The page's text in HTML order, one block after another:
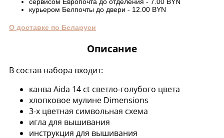
сервисом Европочта до отделения - 7.00 BYN
курьером Белпочты до двери - 12.00 BYN
О доставке по Беларуси
Описание
В состав набора входит:
канва Aida 14 ct светло-голубого цвета
хлопковое мулине Dimensions
3-х цветная символьная схема
игла для вышивания
инструкция для вышивания